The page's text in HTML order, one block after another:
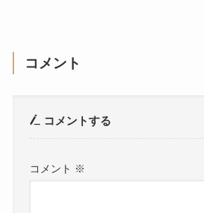
コメント
コメントする
コメント ※